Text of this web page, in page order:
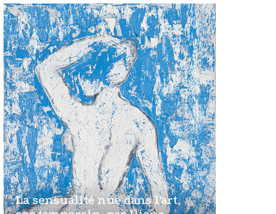
La sensualité nue dans l'art